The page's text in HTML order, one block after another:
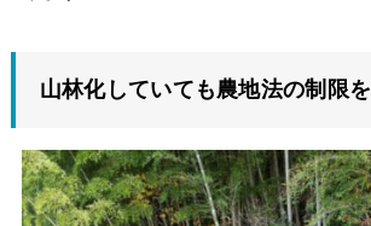
山林化していても農地法の制限